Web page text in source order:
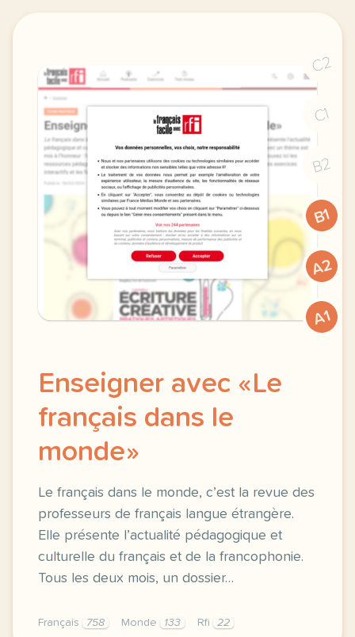
C2
C1
B2
B1
A2
A1
Enseigner avec «Le
français dans le
monde»
Le français dans le monde, c’est la revue des
professeurs de français langue étrangère.
Elle présente l’actualité pédagogique et
culturelle du français et de la francophonie.
Tous les deux mois, un dossier…
Français 758 Monde 133 Rfi 22